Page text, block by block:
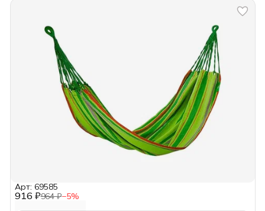
916 ₽964 ₽−5%
Арт: 69585